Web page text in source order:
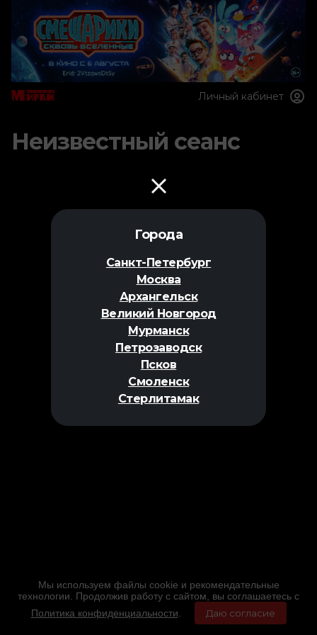
Города
Санкт-Петербург
Москва
Архангельск
Великий Новгород
Мурманск
Петрозаводск
Псков
Смоленск
Стерлитамак
Личный кабинет
Неизвестный сеанс
Мы используем файлы cookie и рекомендательные
технологии. Продолжив работу с сайтом, вы соглашаетесь с
Политика конфиденциальности
Даю согласие